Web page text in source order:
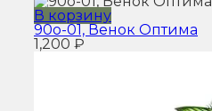
В корзину
90o-01, Венок Оптима
1,200 ₽